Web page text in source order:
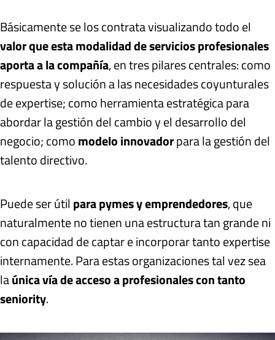
Básicamente se los contrata visualizando todo el
valor que esta modalidad de servicios profesionales
aporta a la compañía, en tres pilares centrales: como
respuesta y solución a las necesidades coyunturales
de expertise; como herramienta estratégica para
abordar la gestión del cambio y el desarrollo del
negocio; comomodelo innovadorpara la gestión del
talento directivo.
Puede ser útil para pymes y emprendedores, que
naturalmente no tienen una estructura tan grande ni
con capacidad de captar e incorporar tanto expertise
internamente. Para estas organizaciones tal vez sea
laúnica vía de acceso a profesionales con tanto
seniority.